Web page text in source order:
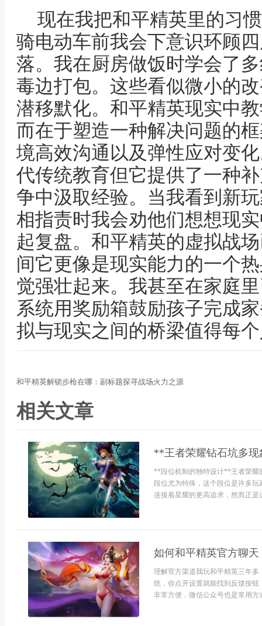
现在我把和平精英里的习
骑电动车前我会下意识环顾
落。我在厨房做饭时学会了
毒边打包。这些看似微小的
潜移默化。和平精英现实中
而在于塑造一种解决问题的
境高效沟通以及弹性应对变
代传统教育但它提供了一种
争中汲取经验。当我看到新
相指责时我会劝他们想想现
起复盘。和平精英的虚拟战
间它更像是现实能力的一个
觉强壮起来。我甚至在家庭
系统用奖励箱鼓励孩子完成
拟与现实之间的桥梁值得每
和平精英解锁步枪在哪：副标题探寻战场火力之源
相关文章
**王者荣耀钻石坑多
**段位机制的独特设计**王者荣耀
段位尤为特殊，这个段位是许多
连接着星耀的更高追求，然而正
如何和平精英官方聊
理解官方渠道我玩和平精英三年
统，你点开设置就能找到反馈按
非常方便，微信公众号也是常用方